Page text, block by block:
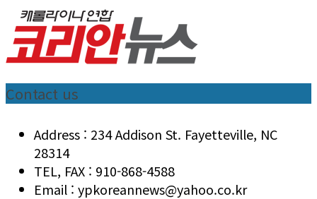
Contact us
Address : 234 Addison St. Fayetteville, NC
28314
TEL, FAX : 910-868-4588
Email : ypkoreannews@yahoo.co.kr